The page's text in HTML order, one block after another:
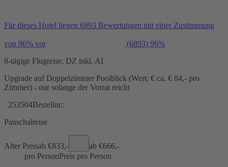
Für dieses Hotel liegen 6893 Bewertungen mit einer Zustimmung
von 96% vor (6893) 96%
8-tägige Flugreise, DZ inkl. AI
Upgrade auf Doppelzimmer Poolblick (Wert: € ca. € 84,- pro
Zimmer) - nur solange der Vorrat reicht
253504Bestellnr.:
Pauschalreise
Alter Preisab €833,- ab €666,-
pro PersonPreis pro Person